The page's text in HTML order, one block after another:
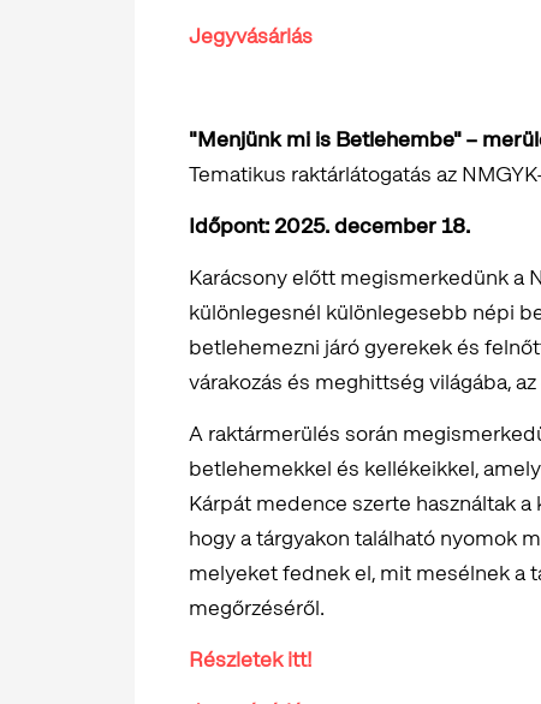
Jegyvásárlás
"Menjünk mi is Betlehembe" –
Tematikus raktárlátogatás az
Időpont: 2025. december 18.
Karácsony előtt megismerkedünk a
különlegesnél különlegesebb népi
betlehemezni járó gyerekek és
várakozás és meghittség világába,
A raktármerülés során
betlehemekkel és kellékeikkel,
Kárpát medence szerte használtak
hogy a tárgyakon található nyomok
melyeket fednek el, mit mesélnek a
megőrzéséről.
Részletek itt!